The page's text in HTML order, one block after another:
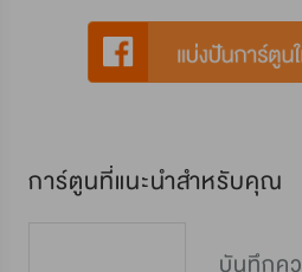
การ์ตูนที่แนะนำสำหรับคุณ